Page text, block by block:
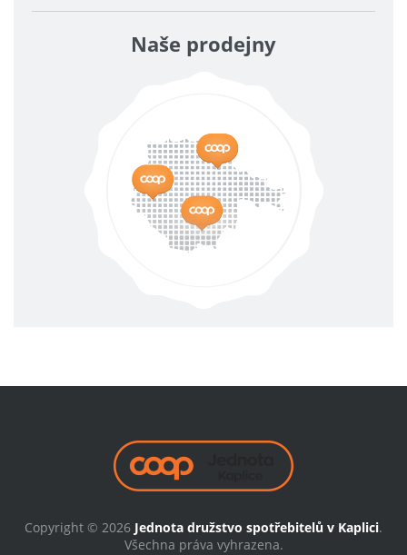
Naše prodejny
Copyright © 2026 Jednota družstvo spotřebitelů v Kaplici.
Všechna práva vyhrazena.